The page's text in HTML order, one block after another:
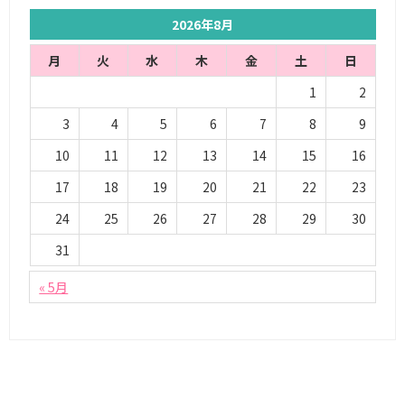
2026年8月
月
火 水 木 金 土
日
1
2
3
4 5 6 7 8
9
10
11 12 13 14 15
16
17
18 19 20 21 22
23
24
25 26 27 28 29
30
31
« 5月